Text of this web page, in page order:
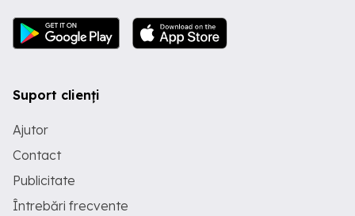
Suport clienți
Ajutor
Contact
Publicitate
Întrebări frecvente